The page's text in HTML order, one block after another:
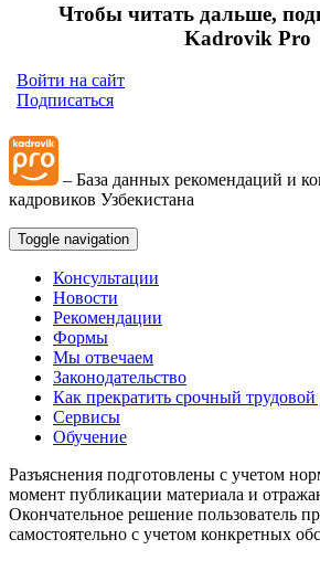
Чтобы читать дальше,
Kadrovik Pro
Войти на сайт
Подписаться
– База данных рекомендаций и
кадровиков Узбекистана
Toggle navigation
Консультации
Новости
Рекомендации
Формы
Мы отвечаем
Законодательство
Как прекратить срочный трудовой
Сервисы
Обучение
Разъяснения подготовлены с учетом
момент публикации материала и
Окончательное решение пользователь
самостоятельно с учетом конкретных